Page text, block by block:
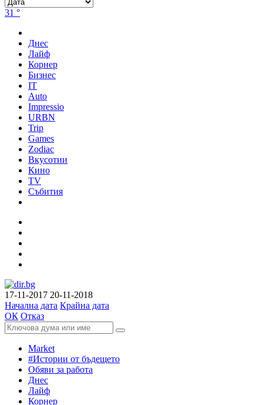
31 °
Днес
Лайф
Корнер
Бизнес
IT
Auto
Impressio
URBN
Trip
Games
Zodiac
Вкусотии
Кино
TV
Събития
17-11-2017 20-11-2018
Начална дата Крайна дата
ОК Отказ
Market
#Истории от бъдещето
Обяви за работа
Днес
Лайф
Корнер